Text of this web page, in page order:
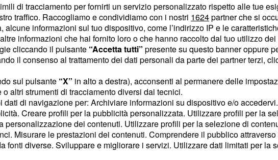
una rete e si
Un
"Questo paese
nel mercato del
deve entrarci. Tutti
di chi deve entrare nel
sindacali servono solo
oppure difendono i
di tracciamento per fornirti un servizio personalizzato rispetto alle tue
traffico. Raccogliamo e condividiamo con i nostri 1624partner che si
informazioni sul tuo dispositivo, come l’indirizzo IP e le
informazioni che hai fornito loro o che hanno raccolto dal tuo utilizzo
cliccando il pulsante “Accetta tutti” presente su questo banner oppure
il consenso al trattamento dei dati personali da parte dei partner terzi,
sul pulsante “X” in alto a destra), acconsenti al permanere delle
altri strumenti di tracciamento diversi dai tecnici.
dati di navigazione per: Archiviare informazioni su dispositivo e/o
Creare profili per la pubblicità personalizzata. Utilizzare profili per la
personalizzazione dei contenuti. Utilizzare profili per la selezione di
Misurare le prestazioni dei contenuti. Comprendere il pubblico
fonti diverse. Sviluppare e migliorare i servizi. Utilizzare dati limitati per la